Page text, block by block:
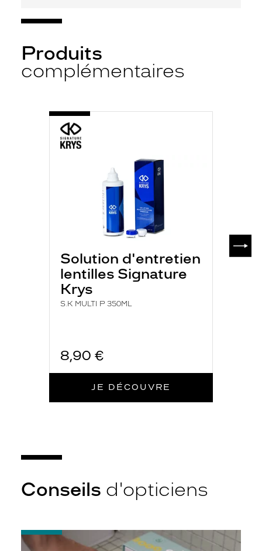
Produits
complémentaires
Solution d'entretien
lentilles Signature
Krys
S.K MULTI P 350ML
8,90 €
JE DÉCOUVRE
-
S.K
MULTI
350ML
Conseils d'opticiens
-
Quelques